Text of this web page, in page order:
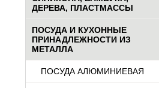
ДЕРЕВА, ПЛАСТМАССЫ
ПОСУДА И КУХОННЫЕ
ПРИНАДЛЕЖНОСТИ ИЗ
МЕТАЛЛА
ПОСУДА АЛЮМИНИЕВАЯ